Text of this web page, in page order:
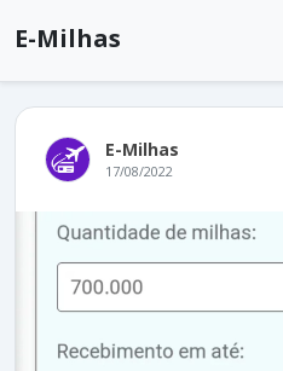
E-Milhas
E-Milhas
17/08/2022